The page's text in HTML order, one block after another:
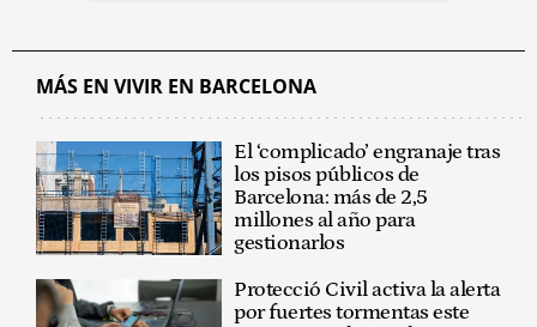
MÁS EN VIVIR EN BARCELONA
El ‘complicado’ engranaje tras
los pisos públicos de
Barcelona: más de 2,5
millones al año para
gestionarlos
Protecció Civil activa la alerta
por fuertes tormentas este